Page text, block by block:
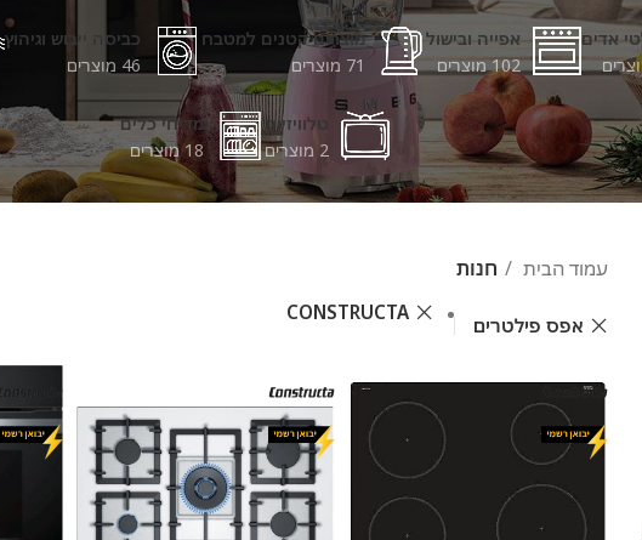
אדים
אפייה ובישול
102 מוצרים
מוצרים קטנים למטבח
71 מוצרים
כביסה ייבוש וגיהוץ
46 מוצרים
טלוויזיות
2 מוצרים
מדיחי כלים
18 מוצרים
עמוד הבית חנות
אפס פילטרים
CONSTRUCTA